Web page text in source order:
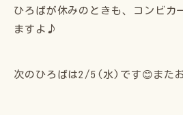
ひろばが休みのときも、コンビカ
ますよ♪
次のひろばは2/5(水)です😊また